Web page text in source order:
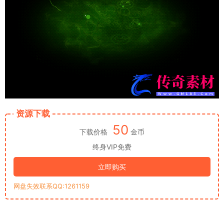
资源下载
下载价格 50 金币
终身VIP免费
立即购买
网盘失效联系QQ:1261159